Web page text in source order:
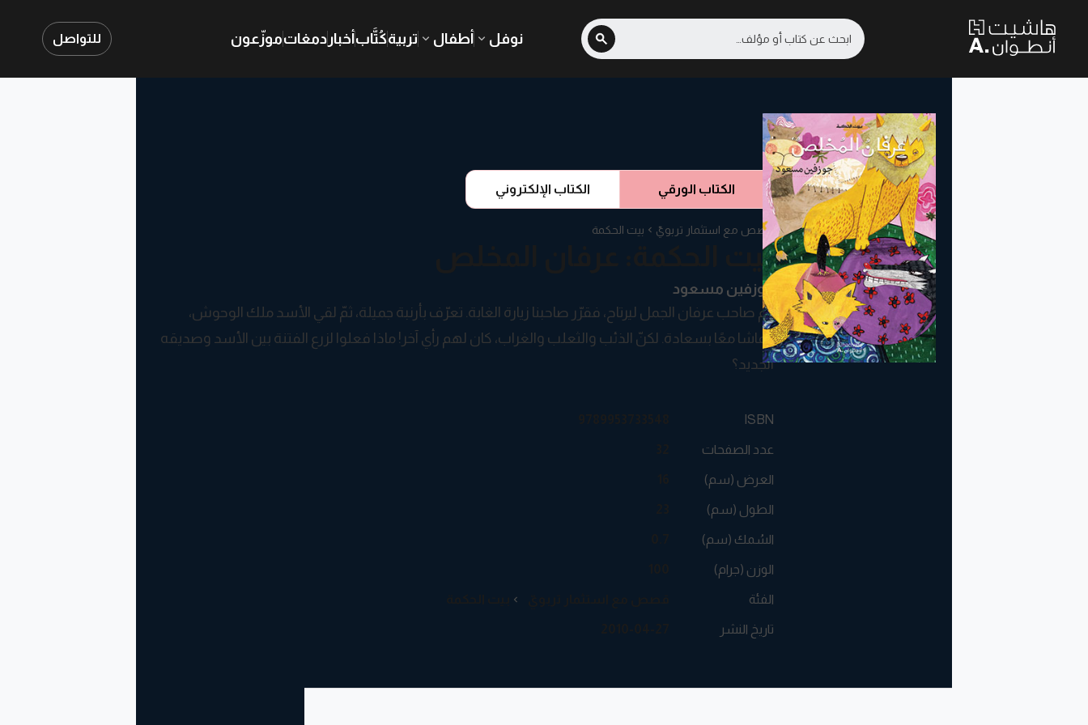
نوفل أطفال تربيةكُتَّابأخبار دمغاتموزّعون للتواصل
الكتاب الورقي الكتاب الإلكتروني
قصص مع استثمار تربويّ بيت الحكمة
بيت الحكمة: عرفان المخلص
جوزفين مسعود
نام صاحب عرفان الجمل ليرتاح، فقرّر صاحبنا زيارة الغابة. تعرّف بأرنبة جميلة، ثمّ لقي الأسد ملك الوحوش،
وعاشا معًا بسعادة. لكنّ الذئب والثعلب والغراب، كان لهم رأي آخر! ماذا فعلوا لزرع الفتنة بين الأسد وصديقه
الجديد؟
ISBN
عدد الصفحات
العرض (سم)
الطول (سم)
السُمك (سم)
الوزن (جرام)
الفئة
تاريخ النشر